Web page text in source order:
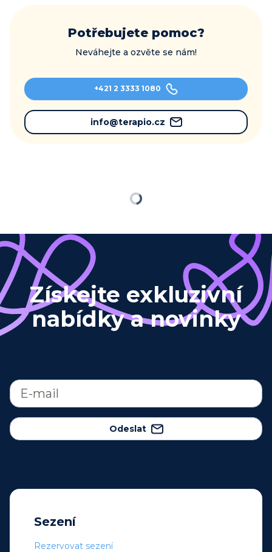
Potřebujete pomoc?
Neváhejte a ozvěte se nám!
+421 2 3333 1080
info@terapio.cz
Načítám…
Získejte exkluzivní
nabídky a novinky
Odeslat
Sezení
Rezervovat sezení